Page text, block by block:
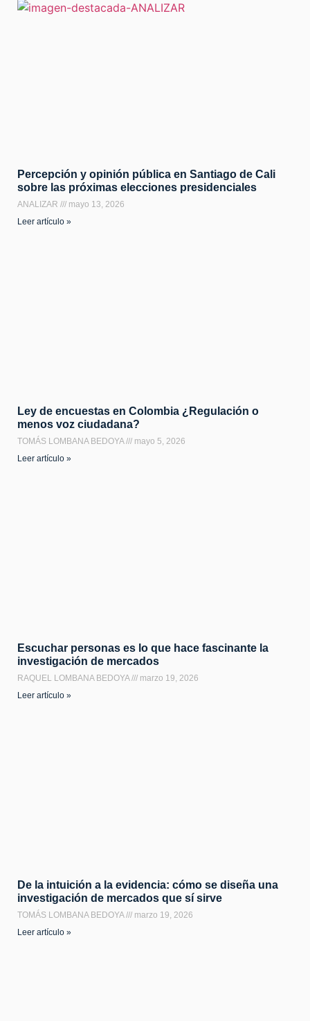
Percepción y opinión pública en Santiago de Cali
sobre las próximas elecciones presidenciales
ANALIZAR
mayo 13, 2026
Leer artículo »
Ley de encuestas en Colombia ¿Regulación o
menos voz ciudadana?
TOMÁS LOMBANA BEDOYA
mayo 5, 2026
Leer artículo »
Escuchar personas es lo que hace fascinante la
investigación de mercados
RAQUEL LOMBANA BEDOYA
marzo 19, 2026
Leer artículo »
De la intuición a la evidencia: cómo se diseña una
investigación de mercados que sí sirve
TOMÁS LOMBANA BEDOYA
marzo 19, 2026
Leer artículo »